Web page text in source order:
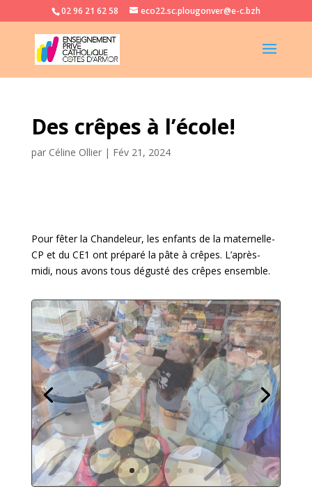
02 96 21 62 58 eco22.sc.plougonver@e-c.bzh
Des crêpes à l’école!
par Céline Ollier| Fév 21, 2024
Pour fêter la Chandeleur, les enfants de la maternelle-
CP et du CE1 ont préparé la pâte à crêpes. L’après-
midi, nous avons tous dégusté des crêpes ensemble.